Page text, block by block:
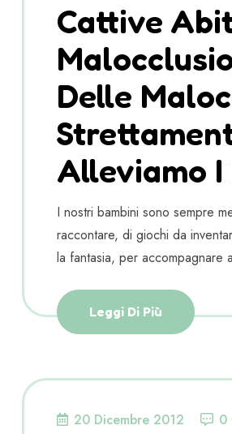
Cattive
Delle
Alleviamo
I nostri bambini sono sempre
raccontare, di giochi da
la fantasia, per accompagnare
Leggi Di Più
20 Dicembre 2012 0